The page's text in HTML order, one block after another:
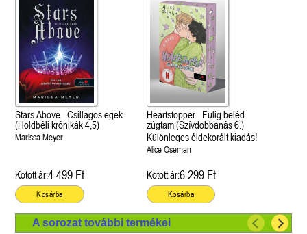
Stars Above - Csillagos egek
(Holdbéli krónikák 4,5)
Marissa Meyer
Kötött ár:4 499 Ft
Kosárba
Heartstopper - Fülig beléd
zúgtam (Szívdobbanás 6.)
Különleges éldekorált kiadás!
Alice Oseman
Kötött ár:6 299 Ft
Kosárba
A sorozat további termékei